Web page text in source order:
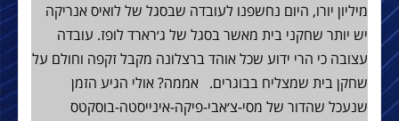
מיליון יורו, היום נחשפנו לעובדה שבסגל של לואיס אנריקה
יש יותר שחקני בית מאשר בסגל של ג׳רארד לופז. עובדה
עצובה כי הרי ידוע שכל אוהד ברצלונה מקבל זקפה וחולם על
שחקן בית שמצליח בבוגרים. אממה? אולי הגיע הזמן
שנעכל שהדור של מסי-צ׳אבי-פיקה-אינייסטה-בוסקטס